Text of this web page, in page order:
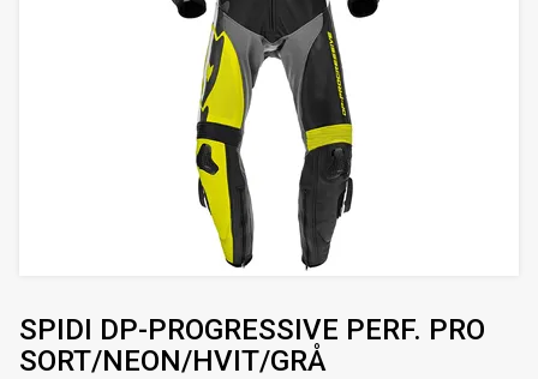
SPIDI DP-PROGRESSIVE PERF. PRO
SORT/NEON/HVIT/GRÅ